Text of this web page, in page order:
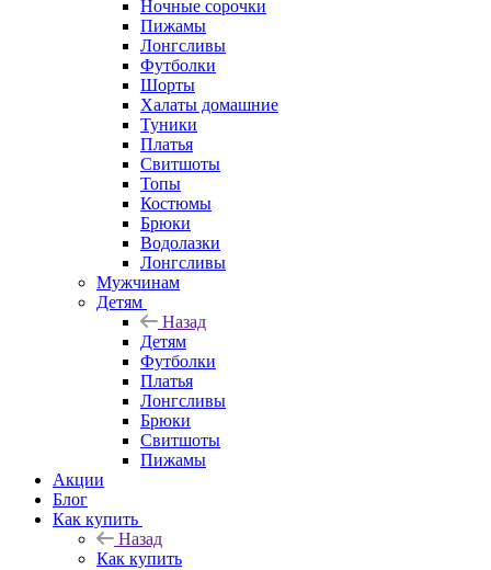
Ночные сорочки
Пижамы
Лонгсливы
Футболки
Шорты
Халаты домашние
Туники
Платья
Свитшоты
Топы
Костюмы
Брюки
Водолазки
Лонгсливы
Мужчинам
Детям
Назад
Детям
Футболки
Платья
Лонгсливы
Брюки
Свитшоты
Пижамы
Акции
Блог
Как купить
Назад
Как купить